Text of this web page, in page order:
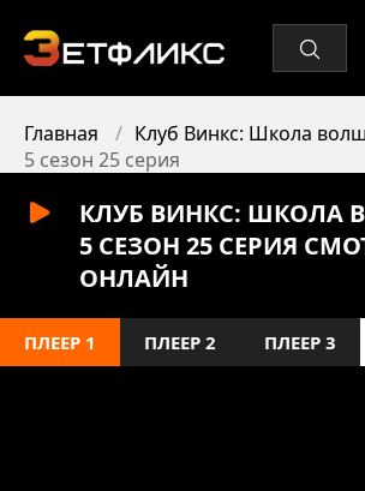
Главная
Клуб Винкс: Школа
5 сезон 25 серия
КЛУБ ВИНКС: ШКОЛА
5 СЕЗОН 25 СЕРИЯ
ОНЛАЙН
ПЛЕЕР 1 ПЛЕЕР 2 ПЛЕЕР 3